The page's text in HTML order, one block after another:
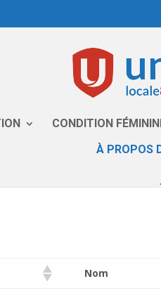
CONDITION
À PROPOS
Nom